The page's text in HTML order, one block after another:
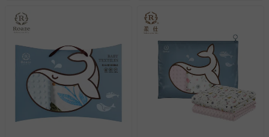
非以有形媒介提供之數位內容或一經提供即為完成之線
上服務，經消費者事先同意始提供（例如線上課程、遊
已拆封之以下類型商品：
-個人衛生用品（例如尿布、貼身衣物、泳裝、襪子、地
墊、寢具類等）。
-新生兒親膚衣物（嬰幼兒包巾與背巾、包屁衣、學習
褲、紗布衣等）。
-接觸性孕哺產品（奶嘴、奶瓶、擠乳器、哺乳衣、托腹